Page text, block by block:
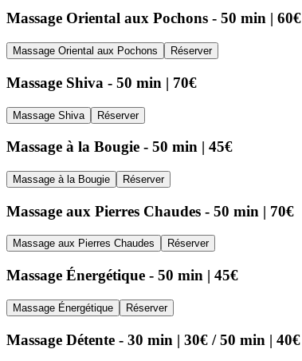
Massage Oriental aux Pochons - 50 min | 60€
Massage Oriental aux Pochons Réserver
Massage Shiva - 50 min | 70€
Massage Shiva Réserver
Massage à la Bougie - 50 min | 45€
Massage à la Bougie Réserver
Massage aux Pierres Chaudes - 50 min | 70€
Massage aux Pierres Chaudes Réserver
Massage Énergétique - 50 min | 45€
Massage Énergétique Réserver
Massage Détente - 30 min | 30€ / 50 min | 40€